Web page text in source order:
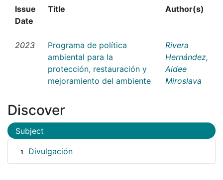
Issue
Date
Title Author(s)
2023
Programa de política
ambiental para la
protección, restauración y
mejoramiento del ambiente
Rivera
Hernández,
Aidee
Miroslava
Discover
Subject
1 Divulgación